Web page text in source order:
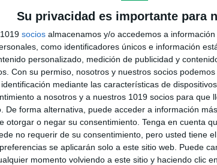
Su privacidad es importante para
socios almacenamos y/o accedemos a
como identificadores únicos e información
personalizado, medición de publicidad y
Con su permiso, nosotros y nuestros socios
mediante las características de
a nosotros y a nuestros 1019 socios para que
De forma alternativa, puede acceder a información
otorgar o negar su consentimiento. Tenga en cuenta
no requerir de su consentimiento, pero usted tiene
se aplicarán solo a este sitio web. Puede
momento volviendo a este sitio y haciendo clic